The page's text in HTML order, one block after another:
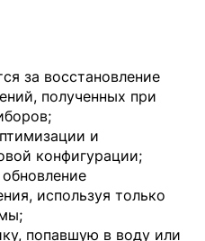
за восстановление
полученных при
и
конфигурации;
используя только
попавшую в воду или